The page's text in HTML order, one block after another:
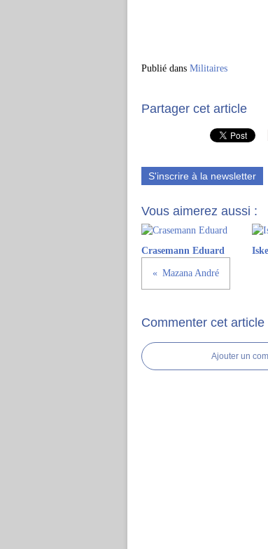
Publié dans Militaires
Partager cet article
S'inscrire à la newsletter
Vous aimerez aussi :
Crasemann Eduard
Mazana André
Commenter cet article
Ajouter un